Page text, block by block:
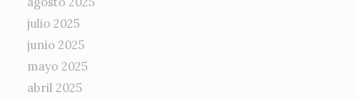
julio 2025
junio 2025
mayo 2025
abril 2025